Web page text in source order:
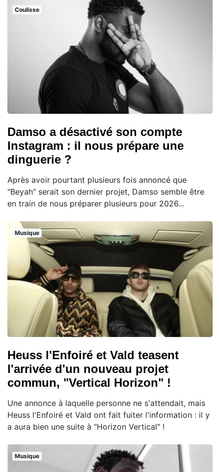
Coulisse
Damso a désactivé son compte
Instagram : il nous prépare une
dinguerie ?
Après avoir pourtant plusieurs fois annoncé que
"Beyah" serait son dernier projet, Damso semble être
en train de nous préparer plusieurs pour 2026...
Musique
Heuss l'Enfoiré et Vald teasent
l'arrivée d'un nouveau projet
commun, "Vertical Horizon" !
Une annonce à laquelle personne ne s'attendait, mais
Heuss l'Enfoiré et Vald ont fait fuiter l'information : il y
a aura bien une suite à "Horizon Vertical" !
Musique